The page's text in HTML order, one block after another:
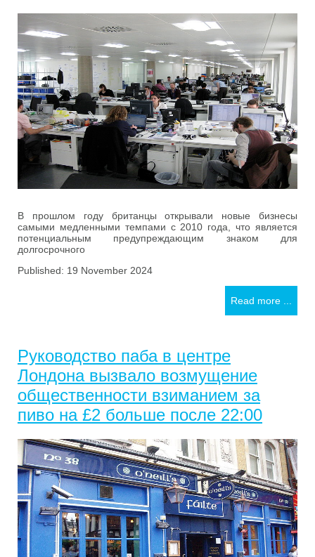
В прошлом году британцы открывали новые бизнесы
самыми медленными темпами с 2010 года, что является
потенциальным предупреждающим знаком для
долгосрочного
Published: 19 November 2024
Read more ...
Руководство паба в центре
Лондона вызвало возмущение
общественности взиманием за
пиво на £2 больше после 22:00